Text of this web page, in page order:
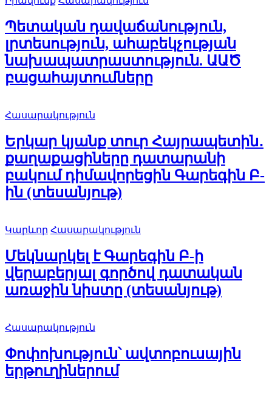
Պետական դավաճանություն,
լրտեսություն, ահաբեկչության
նախապատրաստություն. ԱԱԾ
բացահայտումները
Հասարակություն
Երկար կյանք տուր Հայրապետին․
քաղաքացիները դատարանի
բակում դիմավորեցին Գարեգին Բ-
ին (տեսանյութ)
Կարևոր Հասարակություն
Մեկնարկել է Գարեգին Բ-ի
վերաբերյալ գործով դատական
առաջին նիստը (տեսանյութ)
Հասարակություն
Փոփոխություն՝ ավտոբուսային
երթուղիներում